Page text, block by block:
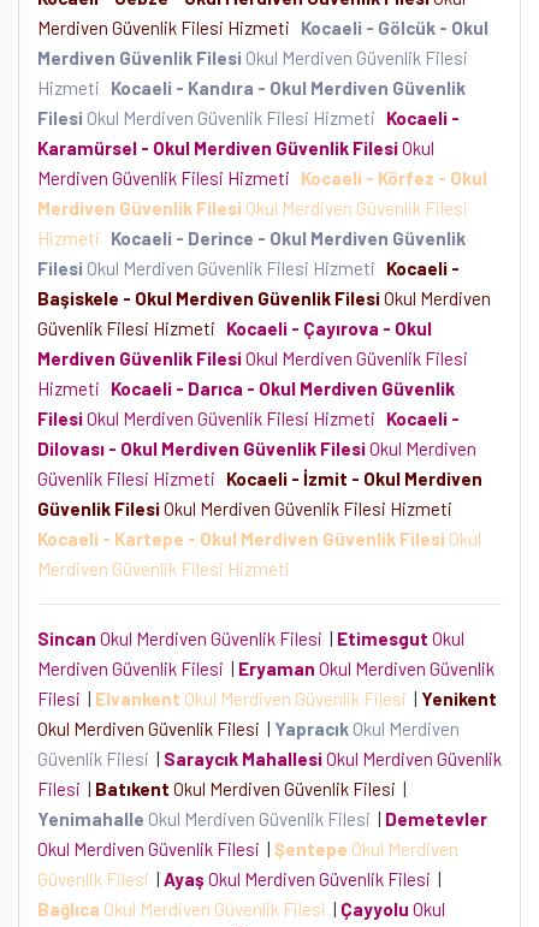
Merdiven Güvenlik Filesi Hizmeti
Kocaeli - Gölcük - Okul
Merdiven Güvenlik Filesi Okul Merdiven Güvenlik Filesi
Hizmeti
Kocaeli - Kandıra - Okul Merdiven Güvenlik
Filesi Okul Merdiven Güvenlik Filesi Hizmeti
Kocaeli -
Karamürsel - Okul Merdiven Güvenlik FilesiOkul
Merdiven Güvenlik Filesi Hizmeti
Kocaeli - Körfez - Okul
Merdiven Güvenlik Filesi Okul Merdiven Güvenlik Filesi
Hizmeti
Kocaeli - Derince - Okul Merdiven Güvenlik
Filesi Okul Merdiven Güvenlik Filesi Hizmeti
Kocaeli -
Başiskele - Okul Merdiven Güvenlik FilesiOkul Merdiven
Güvenlik Filesi Hizmeti
Kocaeli - Çayırova - Okul
Merdiven Güvenlik FilesiOkul Merdiven Güvenlik Filesi
Hizmeti
Kocaeli - Darıca - Okul Merdiven Güvenlik
FilesiOkul Merdiven Güvenlik Filesi Hizmeti
Kocaeli -
Dilovası - Okul Merdiven Güvenlik FilesiOkul Merdiven
Güvenlik Filesi Hizmeti
Kocaeli - İzmit - Okul Merdiven
Güvenlik FilesiOkul Merdiven Güvenlik Filesi Hizmeti
Kocaeli - Kartepe - Okul Merdiven Güvenlik Filesi Okul
Merdiven Güvenlik Filesi Hizmeti
Sincan Okul Merdiven Güvenlik Filesi | Etimesgut Okul
Merdiven Güvenlik Filesi | Eryaman Okul Merdiven Güvenlik
Filesi | Elvankent Okul Merdiven Güvenlik Filesi | Yenikent
Okul Merdiven Güvenlik Filesi | Yapracık Okul Merdiven
Güvenlik Filesi | Saraycık MahallesiOkul Merdiven Güvenlik
Filesi | Batıkent Okul Merdiven Güvenlik Filesi |
Yenimahalle Okul Merdiven Güvenlik Filesi | Demetevler
Okul Merdiven Güvenlik Filesi | Şentepe Okul Merdiven
Güvenlik Filesi | Ayaş Okul Merdiven Güvenlik Filesi |
Bağlıca Okul Merdiven Güvenlik Filesi | Çayyolu Okul